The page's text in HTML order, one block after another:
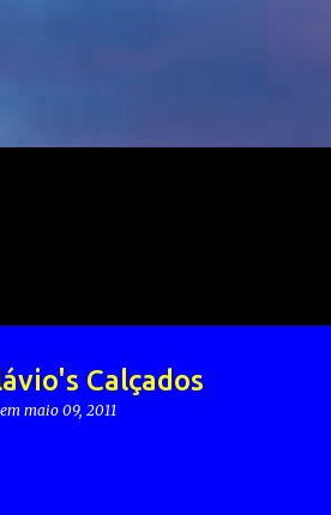
Calçados
em maio 09, 2011